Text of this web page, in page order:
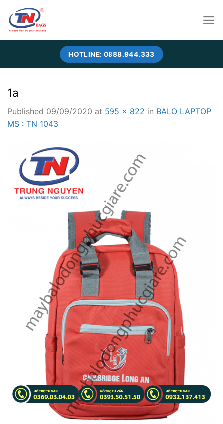
content
HOTLINE: 0888.944.333
1a
Published 09/09/2020 at 595 × 822 in BALO LAPTOP
MS : TN 1043